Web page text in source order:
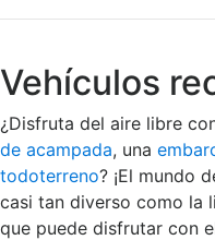
Vehículos
¿Disfruta del aire libre
de acampada, una
todoterreno? ¡El mundo
casi tan diverso como la
que puede disfrutar con